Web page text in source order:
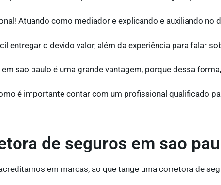
Atuando como mediador e explicando e auxiliando no
entregar o devido valor, além da experiência para falar
sao paulo é uma grande vantagem, porque dessa
é importante contar com um profissional qualificado
de seguros em sao
em marcas, ao que tange uma corretora de